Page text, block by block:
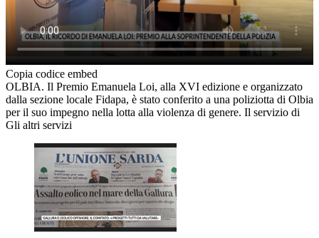
Copia codice embed
OLBIA. Il Premio Emanuela Loi, alla XVI edizione e organizzato
dalla sezione locale Fidapa, è stato conferito a una poliziotta di Olbia
per il suo impegno nella lotta alla violenza di genere. Il servizio di
Gli altri servizi